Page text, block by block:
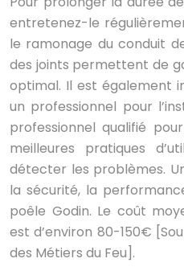
entretenez-le
le ramonage du conduit
des joints permettent de
optimal. Il est également
un professionnel pour
professionnel qualifié
meilleures pratiques
détecter les problèmes.
la sécurité, la
poêle Godin. Le coût
est d’environ 80-150€
des Métiers du Feu].